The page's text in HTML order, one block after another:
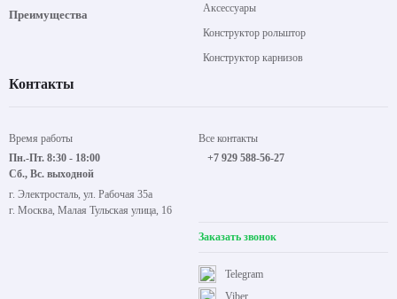
Преимущества
Аксессуары
Конструктор рольштор
Конструктор карнизов
Контакты
Время работы
Пн.-Пт. 8:30 - 18:00
Сб., Вс. выходной
г. Электросталь, ул. Рабочая 35а
г. Москва, Малая Тульская улица, 16
Все контакты
+7 929 588-56-27
Заказать звонок
Viber
Telegram